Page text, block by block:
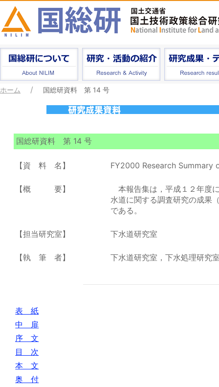
ホーム 国総研資料 第 14 号
国総研資料 第 14 号
【資 料 名】 FY2000 Research
【概 要】
本報告集は，平成１２年度
水道に関する調査研究の成果
である。
【担当研究室】 下水道研究室
【執 筆 者】 下水道研究室，下水処理研究
表 紙
中 扉
序 文
目 次
本 文
奥 付